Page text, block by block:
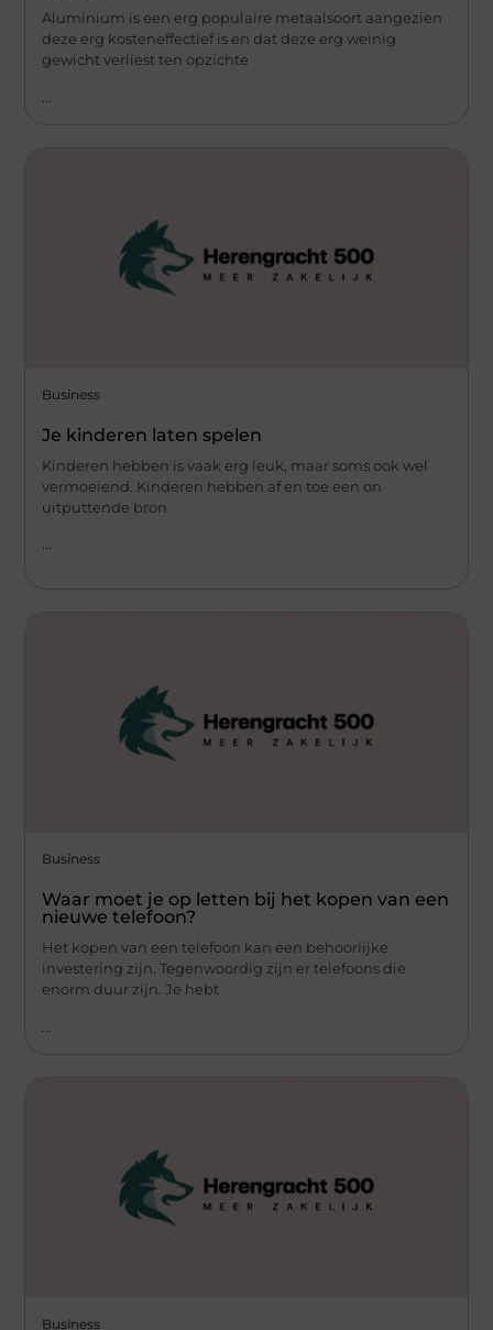
Aluminium is een erg populaire metaalsoort aangezien
deze erg kosteneffectief is en dat deze erg weinig
gewicht verliest ten opzichte
Business
Je kinderen laten spelen
Kinderen hebben is vaak erg leuk, maar soms ook wel
vermoeiend. Kinderen hebben af en toe een on
uitputtende bron
...
Business
Waar moet je op letten bij het kopen van een
nieuwe telefoon?
Het kopen van een telefoon kan een behoorlijke
investering zijn. Tegenwoordig zijn er telefoons die
enorm duur zijn. Je hebt
Business